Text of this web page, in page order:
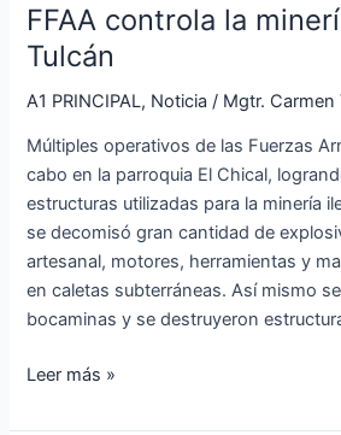
FFAA controla la
Tulcán
A1 PRINCIPAL, Noticia / Mgtr. Carmen
Múltiples operativos de las Fuerzas
cabo en la parroquia El Chical,
estructuras utilizadas para la minería
se decomisó gran cantidad de
artesanal, motores, herramientas y
en caletas subterráneas. Así mismo
bocaminas y se destruyeron
la
minería
en
Tulcán
Leer más »